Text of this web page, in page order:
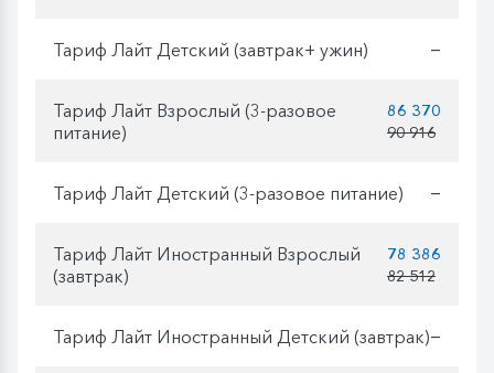
Тариф Лайт Детский (завтрак+ ужин) —
Тариф Лайт Взрослый (3-разовое
питание)
86 370
90 916
Тариф Лайт Детский (3-разовое питание) —
Тариф Лайт Иностранный Взрослый
(завтрак)
78 386
82 512
Тариф Лайт Иностранный Детский (завтрак)—